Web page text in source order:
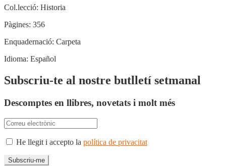
Col.lecció: Historia
Pàgines: 356
Enquadernació: Carpeta
Idioma: Español
Subscriu-te al nostre butlletí setmanal
Descomptes en llibres, novetats i molt més
He llegit i accepto la política de privacitat